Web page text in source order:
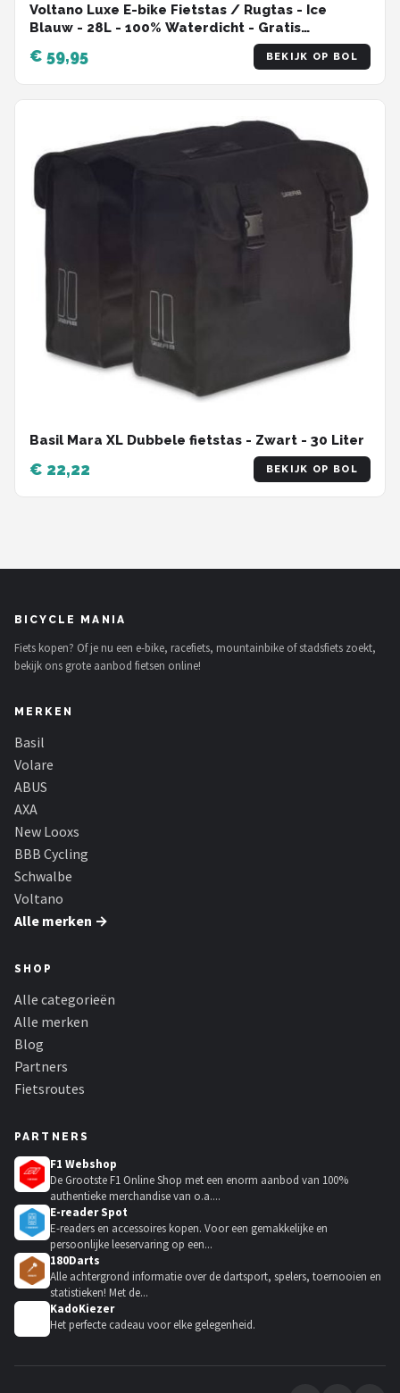
Voltano Luxe E-bike Fietstas / Rugtas - Ice
Blauw - 28L - 100% Waterdicht - Gratis
Schouderband - Met Groot Laptop Vak
€ 59,95 BEKIJK OP BOL
Basil Mara XL Dubbele fietstas - Zwart - 30 Liter
€ 22,22 BEKIJK OP BOL
BICYCLE MANIA
Fiets kopen? Of je nu een e-bike, racefiets, mountainbike of stadsfiets zoekt,
bekijk ons grote aanbod fietsen online!
MERKEN
Basil
Volare
ABUS
AXA
New Looxs
BBB Cycling
Schwalbe
Voltano
Alle merken →
SHOP
Alle categorieën
Alle merken
Blog
Partners
Fietsroutes
PARTNERS
F1 Webshop
De Grootste F1 Online Shop met een enorm aanbod van 100%
authentieke merchandise van o.a....
E-reader Spot
E-readers en accessoires kopen. Voor een gemakkelijke en
persoonlijke leeservaring op een...
180Darts
Alle achtergrond informatie over de dartsport, spelers, toernooien en
statistieken! Met de...
KadoKiezer
Het perfecte cadeau voor elke gelegenheid.